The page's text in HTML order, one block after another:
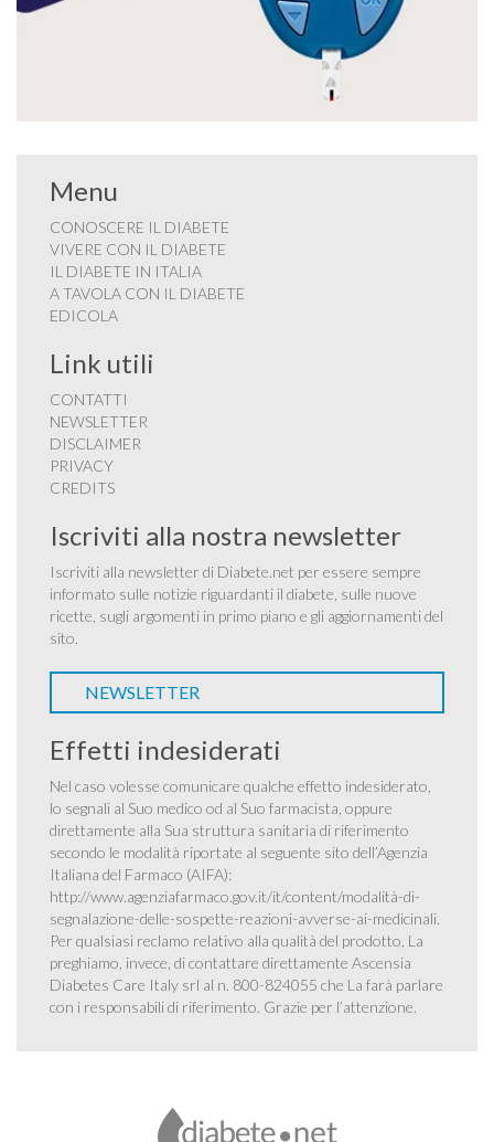
Menu
CONOSCERE IL DIABETE
VIVERE CON IL DIABETE
IL DIABETE IN ITALIA
A TAVOLA CON IL DIABETE
EDICOLA
Link utili
CONTATTI
NEWSLETTER
DISCLAIMER
PRIVACY
CREDITS
Iscriviti alla nostra newsletter
Iscriviti alla newsletter di Diabete.net per essere sempre
informato sulle notizie riguardanti il diabete, sulle nuove
ricette, sugli argomenti in primo piano e gli aggiornamenti del
sito.
NEWSLETTER
Effetti indesiderati
Nel caso volesse comunicare qualche effetto indesiderato,
lo segnali al Suo medico od al Suo farmacista, oppure
direttamente alla Sua struttura sanitaria di riferimento
secondo le modalità riportate al seguente sito dell’Agenzia
Italiana del Farmaco (AIFA):
http://www.agenziafarmaco.gov.it/it/content/modalità-di-
segnalazione-delle-sospette-reazioni-avverse-ai-medicinali.
Per qualsiasi reclamo relativo alla qualità del prodotto, La
preghiamo, invece, di contattare direttamente Ascensia
Diabetes Care Italy srl al n. 800-824055 che La farà parlare
con i responsabili di riferimento. Grazie per l’attenzione.